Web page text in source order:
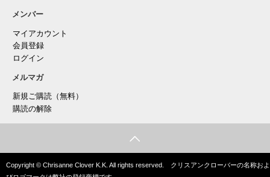
メンバー
マイアカウント
会員登録
ログイン
メルマガ
新規ご購読（無料）
購読の解除
Copyright © Chrisanne Clover K.K. All rights reserved. クリスアンクローバーの名称およ